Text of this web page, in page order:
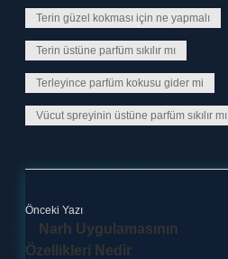
Terin güzel kokması için ne yapmalı
Terin üstüne parfüm sıkılır mı
Terleyince parfüm kokusu gider mi
Vücut spreyinin üstüne parfüm sıkılır mı
Önceki Yazı
Narh Uygulamasının
Özellikleri Nedir